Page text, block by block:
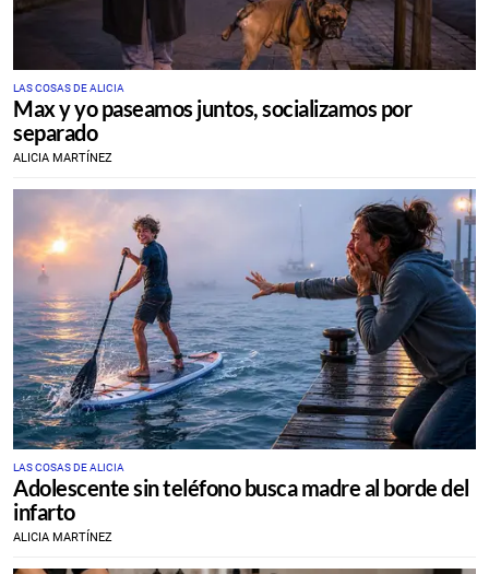
LAS COSAS DE ALICIA
Max y yo paseamos juntos, socializamos por
separado
ALICIA MARTÍNEZ
LAS COSAS DE ALICIA
Adolescente sin teléfono busca madre al borde del
infarto
ALICIA MARTÍNEZ